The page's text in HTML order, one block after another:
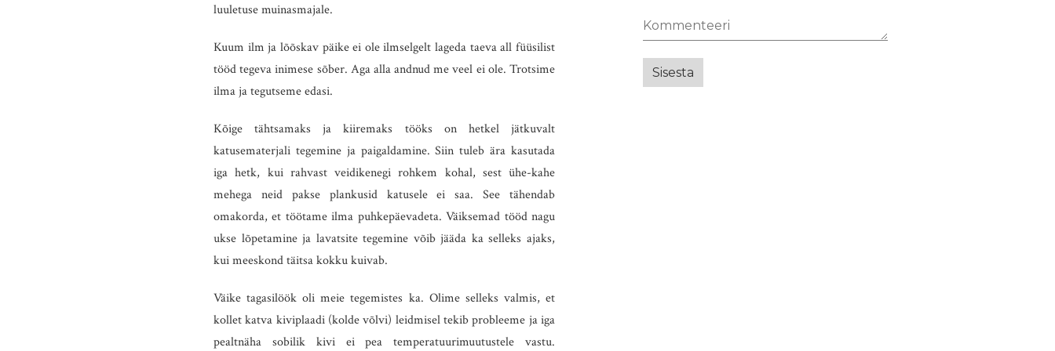
luuletuse muinasmajale.
Kuum ilm ja lõõskav päike ei ole ilmselgelt lageda taeva all füüsilist
tööd tegeva inimese sõber. Aga alla andnud me veel ei ole. Trotsime
ilma ja tegutseme edasi.
Kõige tähtsamaks ja kiiremaks tööks on hetkel jätkuvalt
katusematerjali tegemine ja paigaldamine. Siin tuleb ära kasutada
iga hetk, kui rahvast veidikenegi rohkem kohal, sest ühe-kahe
mehega neid pakse plankusid katusele ei saa. See tähendab
omakorda, et töötame ilma puhkepäevadeta. Väiksemad tööd nagu
ukse lõpetamine ja lavatsite tegemine võib jääda ka selleks ajaks,
kui meeskond täitsa kokku kuivab.
Väike tagasilöök oli meie tegemistes ka. Olime selleks valmis, et
kollet katva kiviplaadi (kolde võlvi) leidmisel tekib probleeme ja iga
pealtnäha sobilik kivi ei pea temperatuurimuutustele vastu.